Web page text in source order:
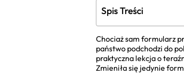
Spis Treści
Chociaż sam formularz
państwo podchodzi do
praktyczna lekcja o
Zmieniła się jedynie